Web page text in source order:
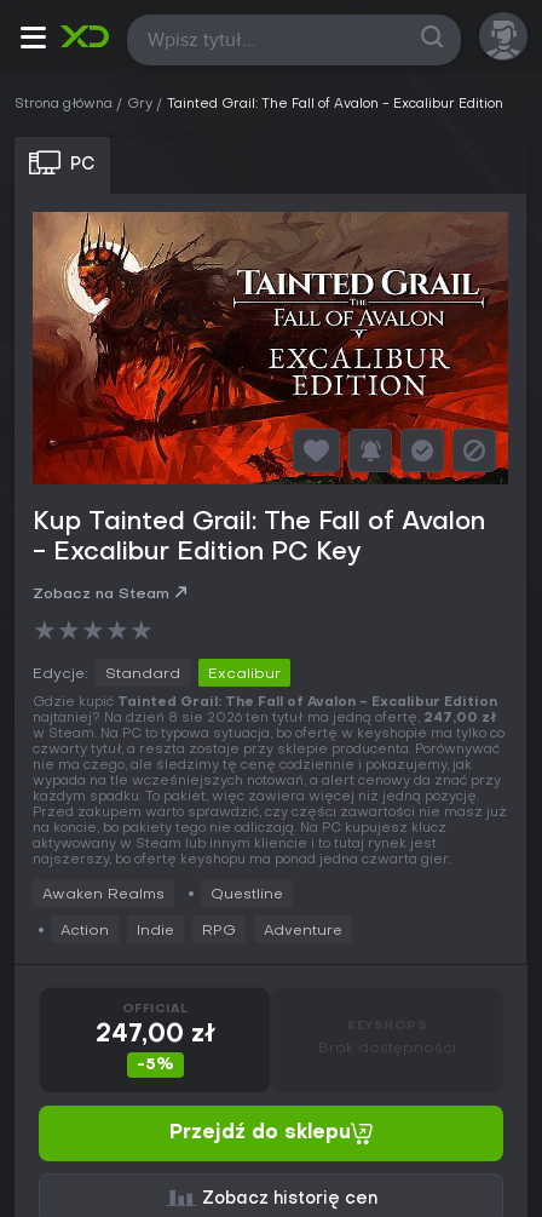
Wszystkie
Strona główna Gry Tainted Grail: The Fall of Avalon - Excalibur Edition
PC
Kup Tainted Grail: The Fall of Avalon
- Excalibur Edition PC Key
Zobacz na Steam
★★★★★
Edycje: Standard Excalibur
Gdzie kupić Tainted Grail: The Fall of Avalon - Excalibur Edition
najtaniej? Na dzień 8 sie 2026 ten tytuł ma jedną ofertę, 247,00 zł
w Steam. Na PC to typowa sytuacja, bo ofertę w keyshopie ma tylko co
czwarty tytuł, a reszta zostaje przy sklepie producenta. Porównywać
nie ma czego, ale śledzimy tę cenę codziennie i pokazujemy, jak
wypada na tle wcześniejszych notowań, a alert cenowy da znać przy
każdym spadku. To pakiet, więc zawiera więcej niż jedną pozycję.
Przed zakupem warto sprawdzić, czy części zawartości nie masz już
na koncie, bo pakiety tego nie odliczają. Na PC kupujesz klucz
aktywowany w Steam lub innym kliencie i to tutaj rynek jest
najszerszy, bo ofertę keyshopu ma ponad jedna czwarta gier.
Awaken Realms Questline
Action Indie RPG Adventure
OFFICIAL
247,00 zł
-5%
Brak dostępności
Przejdź do sklepu
Zobacz historię cen